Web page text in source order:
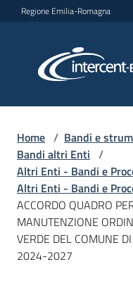
Vai al contenuto
Vai alla navigazione
Vai al footer
Regione Emilia-Romagna
per
L'Agenzia
Bandi
Home / Bandi e
Bandi altri Enti /
Altri Enti - Bandi e
Altri Enti - Bandi e
ACCORDO QUADRO
MANUTENZIONE
VERDE DEL COMUNE
2024-2027